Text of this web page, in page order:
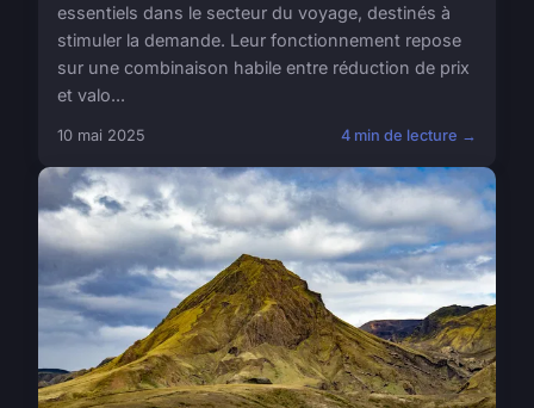
essentiels dans le secteur du voyage, destinés à
stimuler la demande. Leur fonctionnement repose
sur une combinaison habile entre réduction de prix
et valo...
10 mai 2025 4 min de lecture →